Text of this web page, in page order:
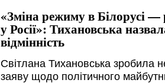
«Зміна режиму в Білорусі —
у Росії»: Тихановська
відмінність
Світлана Тихановська зробила
заяву щодо політичного